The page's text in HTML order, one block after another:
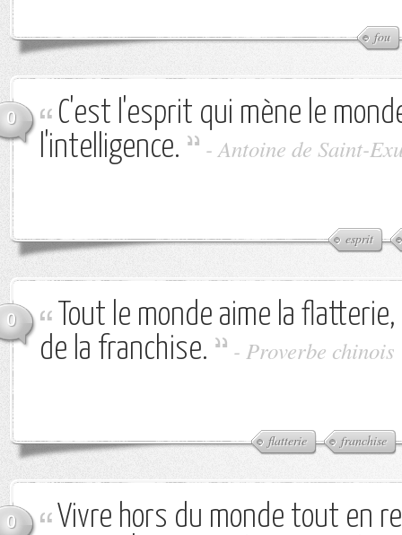
fou
0
C'est l'esprit qui mène le
l'intelligence.
-Antoine de Saint-
esprit
0
Tout le monde aime la
de la franchise.
- Proverbe chinois
flatterie franchise
0
Vivre hors du monde tout en